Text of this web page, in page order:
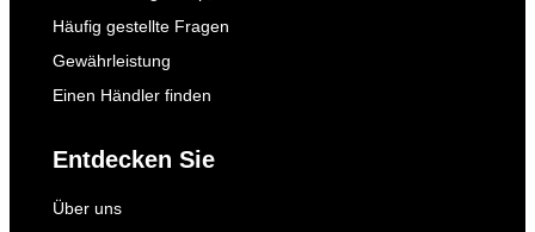
Häufig gestellte Fragen
Gewährleistung
Einen Händler finden
Entdecken Sie
Über uns